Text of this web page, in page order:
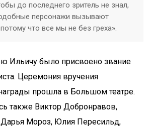
до последнего зритель не знал,
персонажи вызывают
что все мы не без греха».
Ильичу было присвоено звание
Церемония вручения
прошла в Большом театре.
также Виктор Добронравов,
Мороз, Юлия Пересильд,